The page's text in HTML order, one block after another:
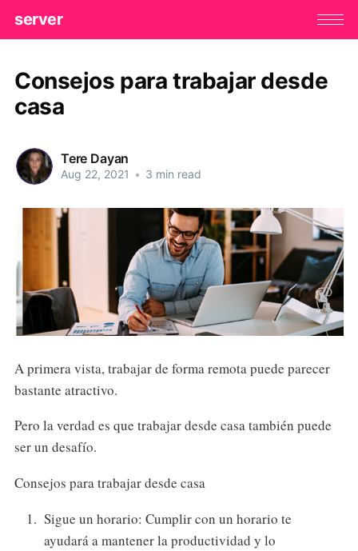
server
Consejos para trabajar desde
casa
Tere Dayan
Aug 22, 2021 • 3 min read
A primera vista, trabajar de forma remota puede parecer
bastante atractivo.
Pero la verdad es que trabajar desde casa también puede
ser un desafío.
Consejos para trabajar desde casa
Sigue un horario: Cumplir con un horario te
ayudará a mantener la productividad y lo